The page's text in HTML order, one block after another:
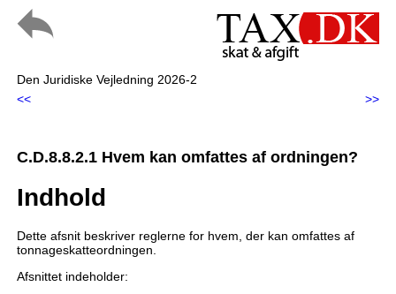
Den Juridiske Vejledning 2026-2
<<
>>
C.D.8.8.2.1 Hvem kan omfattes af ordningen?
Indhold
Dette afsnit beskriver reglerne for hvem, der kan omfattes af
tonnageskatteordningen.
Afsnittet indeholder: